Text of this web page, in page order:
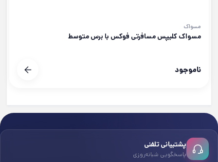
مسواک
مسواک کلیپس مسافرتی فوکس با برس متوسط
ناموجود
پشتیبانی تلفنی
پاسخگویی شبانه‌روزی